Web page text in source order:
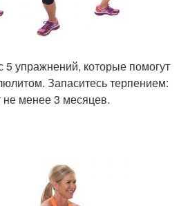
упражнений, которые помогут
Запаситесь терпением:
не менее 3 месяцев.